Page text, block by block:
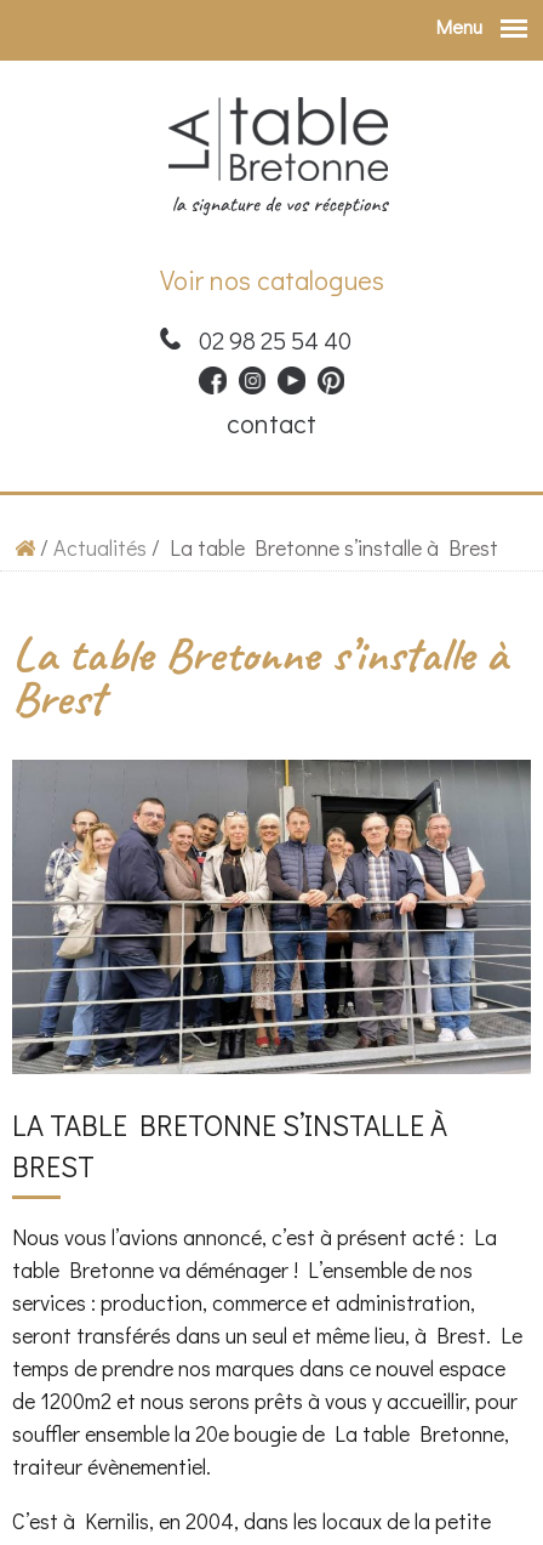
Menu
Voir nos catalogues
02 98 25 54 40
contact
/ Actualités / La table Bretonne s’installe à Brest
La table Bretonne s’installe à
Brest
LA TABLE BRETONNE S’INSTALLE À
BREST
Nous vous l’avions annoncé, c’est à présent acté : La
table Bretonne va déménager ! L’ensemble de nos
services : production, commerce et administration,
seront transférés dans un seul et même lieu, à Brest. Le
temps de prendre nos marques dans ce nouvel espace
de 1200m2 et nous serons prêts à vous y accueillir, pour
souffler ensemble la 20e bougie de La table Bretonne,
traiteur évènementiel.
C’est à Kernilis, en 2004, dans les locaux de la petite